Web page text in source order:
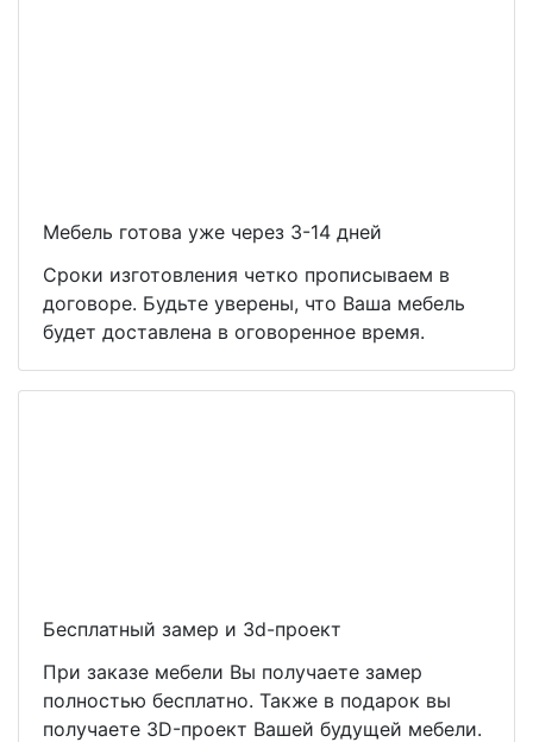
Мебель готова уже через 3-14 дней
Сроки изготовления четко прописываем в
договоре. Будьте уверены, что Ваша мебель
будет доставлена в оговоренное время.
Бесплатный замер и 3d-проект
При заказе мебели Вы получаете замер
полностью бесплатно. Также в подарок вы
получаете 3D-проект Вашей будущей мебели.